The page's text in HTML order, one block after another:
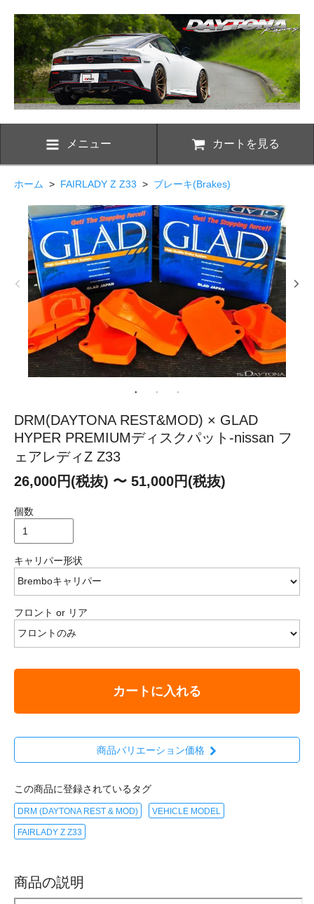
メニュー カートを見る
ホーム > FAIRLADY Z Z33 > ブレーキ(Brakes)
DRM(DAYTONA REST&MOD) × GLAD
HYPER PREMIUMディスクパット-nissan フ
ェアレディZ Z33
26,000円(税抜) 〜 51,000円(税抜)
個数
キャリパー形状
フロント or リア
カートに入れる
商品バリエーション価格
この商品に登録されているタグ
DRM (DAYTONA REST & MOD) VEHICLE MODEL
FAIRLADY Z Z33
商品の説明